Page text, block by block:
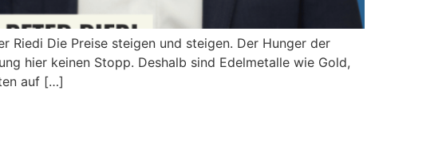
Riedi Die Preise steigen und steigen. Der Hunger der
hier keinen Stopp. Deshalb sind Edelmetalle wie Gold,
auf […]